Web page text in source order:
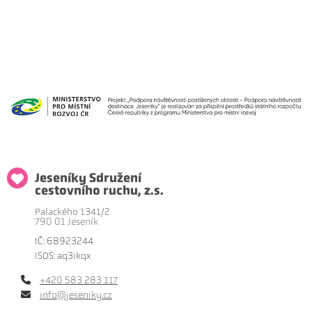
Jeseníky Sdružení
cestovního ruchu, z.s.
Palackého 1341/2
790 01 Jeseník
IČ: 68923244
ISDS: aq3ikqx
+420 583 283 117
info@jeseniky.cz